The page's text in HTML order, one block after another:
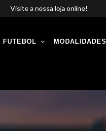
Visite a nossa loja online!
FUTEBOL MODALIDADES